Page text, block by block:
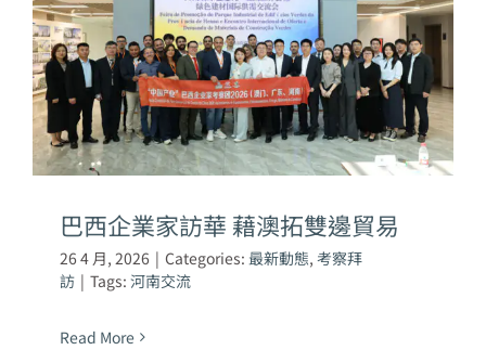
巴西企業家訪華 藉澳拓雙邊貿易
26 4 月, 2026 | Categories: 最新動態, 考察拜
訪 | Tags: 河南交流
Read More